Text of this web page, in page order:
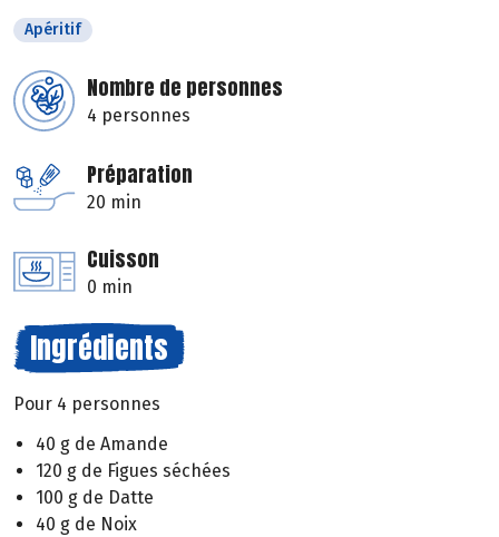
Apéritif
Nombre de personnes
4 personnes
Préparation
20 min
Cuisson
0 min
Ingrédients
Pour 4 personnes
40 g de Amande
120 g de Figues séchées
100 g de Datte
40 g de Noix